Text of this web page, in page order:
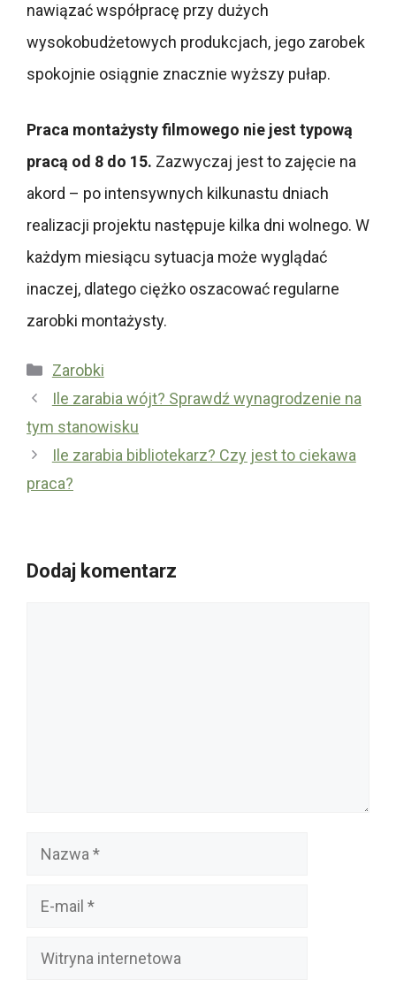
nawiązać współpracę przy dużych
wysokobudżetowych produkcjach, jego zarobek
spokojnie osiągnie znacznie wyższy pułap.
Praca montażysty filmowego nie jest typową
pracą od 8 do 15. Zazwyczaj jest to zajęcie na
akord – po intensywnych kilkunastu dniach
realizacji projektu następuje kilka dni wolnego. W
każdym miesiącu sytuacja może wyglądać
inaczej, dlatego ciężko oszacować regularne
zarobki montażysty.
Kategorie
Zarobki
Ile zarabia wójt? Sprawdź wynagrodzenie na
tym stanowisku
Ile zarabia bibliotekarz? Czy jest to ciekawa
praca?
Dodaj komentarz
Nazwa
Witryna